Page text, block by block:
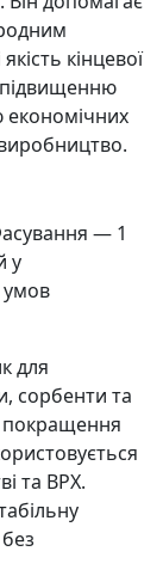
кінцевої
підвищенню
економічних
— 1
у
умов
для
сорбенти та
покращення
та ВРХ.